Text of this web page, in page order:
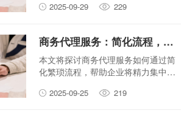
续发展。
2025-09-29 229
商务代理服务：简化流程，让企业专注于核心业务
本文将探讨商务代理服务如何通过简
化繁琐流程，帮助企业将精力集中于
效益的双赢。
2025-09-25 219